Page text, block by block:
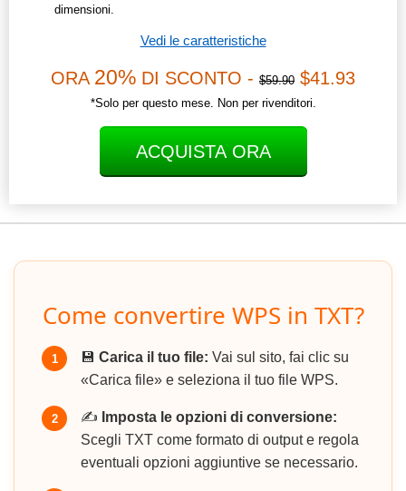
dimensioni.
Vedi le caratteristiche
ORA 20% DI SCONTO - $59.90 $41.93
*Solo per questo mese. Non per rivenditori.
ACQUISTA ORA
Come convertire WPS in TXT?
1 💾 Carica il tuo file: Vai sul sito, fai clic su
«Carica file» e seleziona il tuo file WPS.
2 ✍️ Imposta le opzioni di conversione:
Scegli TXT come formato di output e regola
eventuali opzioni aggiuntive se necessario.